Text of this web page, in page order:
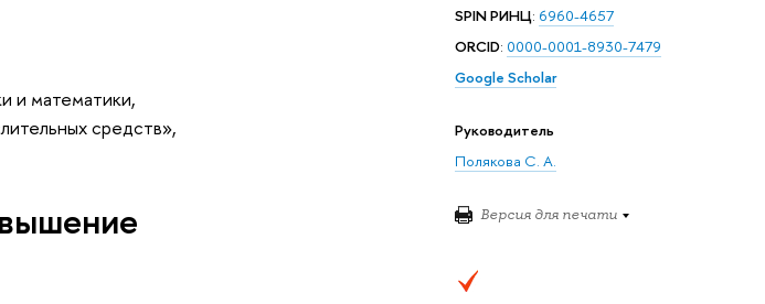
SPIN РИНЦ: 6960-4657
ORCID: 0000-0001-8930-7479
Google Scholar
Руководитель
Полякова С. А.
Версия для печати
и математики,
средств»,